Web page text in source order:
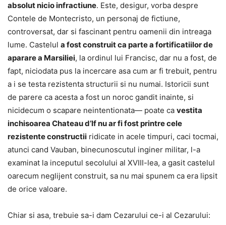
absolut nicio infractiune. Este, desigur, vorba despre
Contele de Montecristo, un personaj de fictiune,
controversat, dar si fascinant pentru oamenii din intreaga
lume. Castelul a fost construit ca parte a fortificatiilor de
aparare a Marsiliei, la ordinul lui Francisc, dar nu a fost, de
fapt, niciodata pus la incercare asa cum ar fi trebuit, pentru
a i se testa rezistenta structurii si nu numai. Istoricii sunt
de parere ca acesta a fost un noroc gandit inainte, si
nicidecum o scapare neintentionata— poate ca vestita
inchisoarea Chateau d’If nu ar fi fost printre cele
rezistente constructii ridicate in acele timpuri, caci tocmai,
atunci cand Vauban, binecunoscutul inginer militar, l-a
examinat la inceputul secolului al XVIII-lea, a gasit castelul
oarecum neglijent construit, sa nu mai spunem ca era lipsit
de orice valoare.
Chiar si asa, trebuie sa-i dam Cezarului ce-i al Cezarului: